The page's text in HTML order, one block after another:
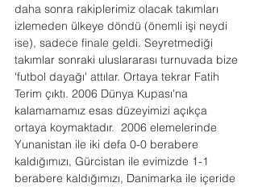
daha sonra rakiplerimiz olacak takımları
izlemeden ülkeye döndü (önemli işi neydi
ise), sadece finale geldi. Seyretmediği
takımlar sonraki uluslararası turnuvada bize
'futbol dayağı' attılar. Ortaya tekrar Fatih
Terim çıktı. 2006 Dünya Kupası'na
kalamamamız esas düzeyimizi açıkça
ortaya koymaktadır.  2006 elemelerinde
Yunanistan ile iki defa 0-0 berabere
kaldığımızı, Gürcistan ile evimizde 1-1
berabere kaldığımızı, Danimarka ile içeride